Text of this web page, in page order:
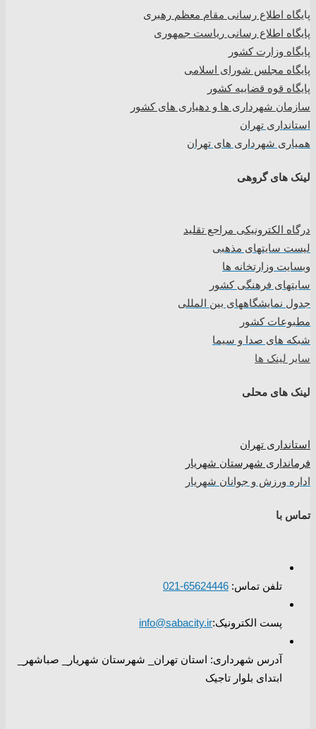
پایگاه اطلاع رسانی مقام معظم رهبری
پایگاه اطلاع رسانی ریاست جمهوری
پایگاه وزارت کشور
پایگاه مجلس شورای اسلامی
پایگاه قوه قضاییه کشور
سازمان شهرداری ها و دهیاری های کشور
استانداری تهران
همیاری شهرداری های تهران
لینک های گروهی
درگاه الکترونیکی مراجع تقلید
لیست سایتهای مذهبی
وبسایت وزارتخانه ها
سایتهای فرهنگی کشور
جدول نمایشگاههای بین المللی
مطبوعات کشور
شبکه های صدا و سیما
سایر لینک ها
لینک های محلی
استانداری تهران
فرمانداری شهرستان شهریار
اداره ورزش و جوانان شهریار
تماس با
تلفن تماس: 65624446-021
پست الکترونیک:info@sabacity.ir
آدرس شهرداری: استان تهران_ شهرستان شهریار_ صباشهر_
ابتدای بلوار تاجیک